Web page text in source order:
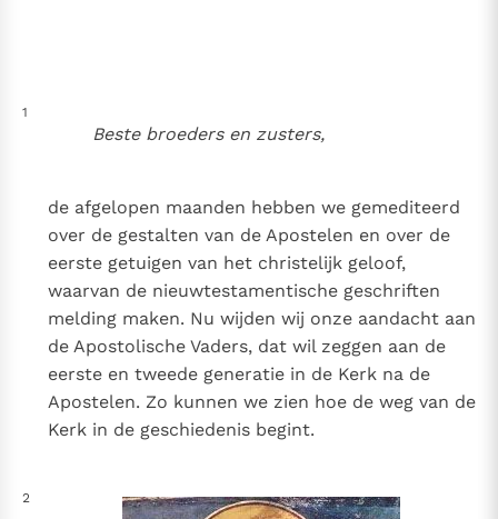
Denzinger
5. Het gebed van de Kerk
In Christus wordt onze honger vervuld
Leer de kostbare parel van Gods koninkrijk te
Gods Koninkrijk groeit stilletjes door liefde, niet door
dwang
De mystiek. De mystieke verschijnselen en de
heiligheid
Berichten
Het Vaticaan publiceert een nieuwe Latijnse uitgave
Paus spreekt het Wereldvoedselprogramma toe
1
Beste broeders en zusters,
de afgelopen maanden hebben we gemediteerd
over de gestalten van de Apostelen en over de
eerste getuigen van het christelijk geloof,
waarvan de nieuwtestamentische geschriften
melding maken. Nu wijden wij onze aandacht aan
de Apostolische Vaders, dat wil zeggen aan de
eerste en tweede generatie in de Kerk na de
Apostelen. Zo kunnen we zien hoe de weg van de
Kerk in de geschiedenis begint.
2